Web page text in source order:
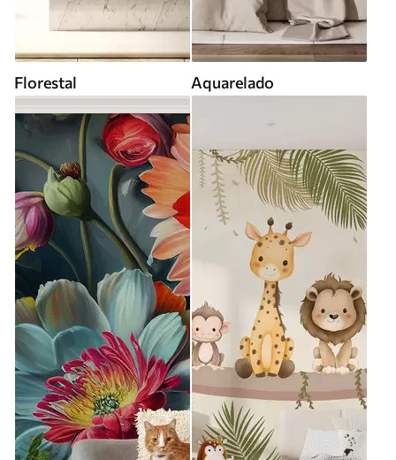
Florestal Aquarelado